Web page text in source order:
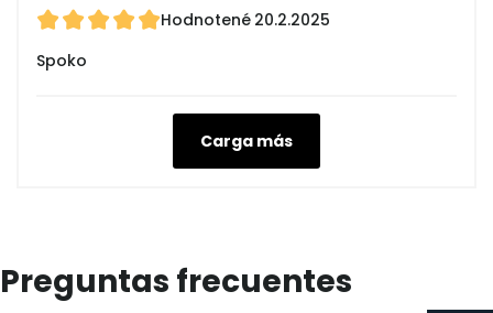
Hodnotené 20.2.2025
Spoko
Carga más
Preguntas frecuentes